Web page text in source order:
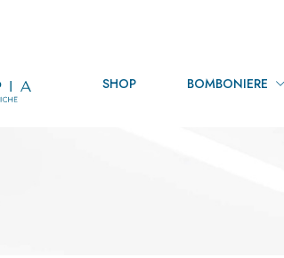
SHOP BOMBONIERE